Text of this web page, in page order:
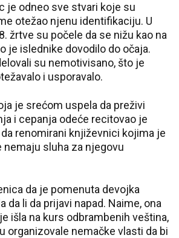
je odneo sve stvari koje su
otežao njenu identifikaciju. U
žrtve su počele da se nižu kao na
je islednike dovodilo do očaja.
su nemotivisano, što je
i usporavalo.
je srećom uspela da preživi
i cepanja odeće recitovao je
renomirani književnici kojima je
nemaju sluha za njegovu
da je pomenuta devojka
da li da prijavi napad. Naime, ona
išla na kurs odbrambenih veština,
organizovale nemačke vlasti da bi